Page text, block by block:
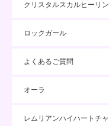
クリスタルスカルヒーリ
ロックガール
よくあるご質問
オーラ
レムリアンハイハートチ